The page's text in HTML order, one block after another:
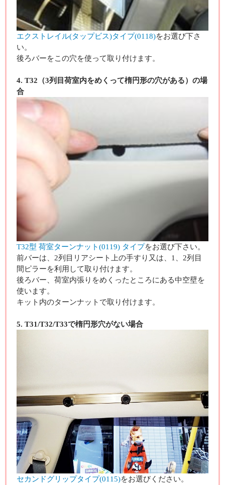
エクストレイル(タップビス)タイプ(0118)をお選び下さ
い。
後ろバーをこの穴を使って取り付けます。
4. T32（3列目荷室内をめくって楕円形の穴がある）の場
合
T32型 荷室ターンナット(0119) タイプをお選び下さい。
前バーは、2列目リアシート上の手すり又は、1、2列目
間ピラーを利用して取り付けます。
後ろバー、荷室内張りをめくったところにある中空壁を
使います。
キット内のターンナットで取り付けます。
5. T31/T32/T33で楕円形穴がない場合
セカンドグリップタイプ(0115)をお選びください。